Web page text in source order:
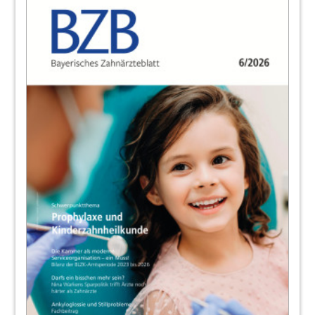
Leo Hofmeier
Budgetierung führt zu Rationierung –
Massiver Rückgang bei PAR-
Redaktiom
Nachrichten aus Brüssel
Dr. Alfred Büttner, Leiter des Brüsseler Büros der
22Journal
Redaktiom
23GOZ aktuell – Implantologie
Manuela Kunze, Referat Honorierungssysteme
der BLZK und Dr. Dr. Frank Wohl, Präsident und
Referent Honorierungssysteme der BLZK